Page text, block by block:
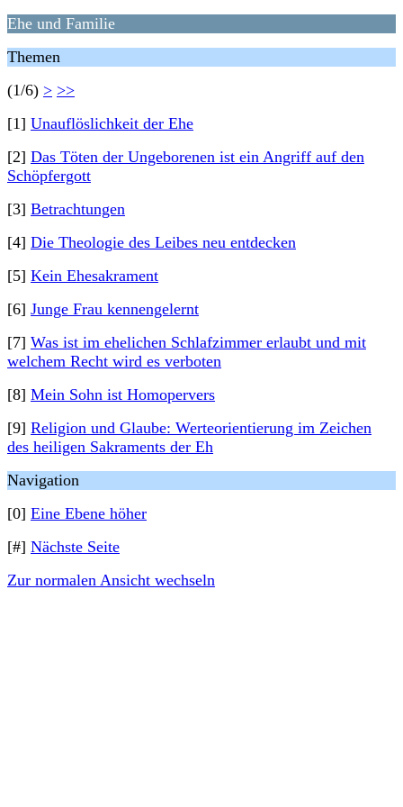
Ehe und Familie
Themen
(1/6) > >>
[1] Unauflöslichkeit der Ehe
[2] Das Töten der Ungeborenen ist ein Angriff auf den
Schöpfergott
[3] Betrachtungen
[4] Die Theologie des Leibes neu entdecken
[5] Kein Ehesakrament
[6] Junge Frau kennengelernt
[7] Was ist im ehelichen Schlafzimmer erlaubt und mit
welchem Recht wird es verboten
[8] Mein Sohn ist Homopervers
[9] Religion und Glaube: Werteorientierung im Zeichen
des heiligen Sakraments der Eh
Navigation
[0] Eine Ebene höher
[#] Nächste Seite
Zur normalen Ansicht wechseln